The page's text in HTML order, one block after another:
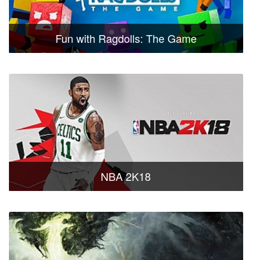
Fun with Ragdolls: The Game
NBA 2K18